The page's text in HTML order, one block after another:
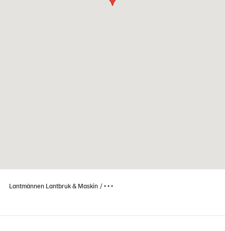
Lantmännen Lantbruk & Maskin • • •